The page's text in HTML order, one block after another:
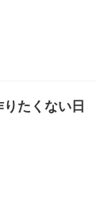
たくない日